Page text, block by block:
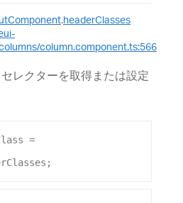
.headerClasses
column.component.ts:566
レクターを取得または設定
;